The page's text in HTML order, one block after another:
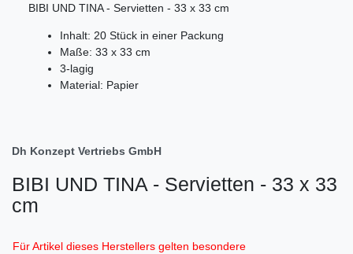
BIBI UND TINA - Servietten - 33 x 33 cm
Inhalt: 20 Stück in einer Packung
Maße: 33 x 33 cm
3-lagig
Material: Papier
Dh Konzept Vertriebs GmbH
BIBI UND TINA - Servietten - 33 x 33
cm
Für Artikel dieses Herstellers gelten besondere